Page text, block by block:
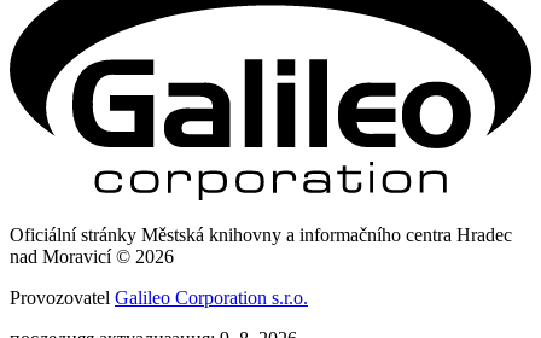
Oficiální stránky Městská knihovny a informačního centra Hradec
nad Moravicí © 2026
Provozovatel Galileo Corporation s.r.o.